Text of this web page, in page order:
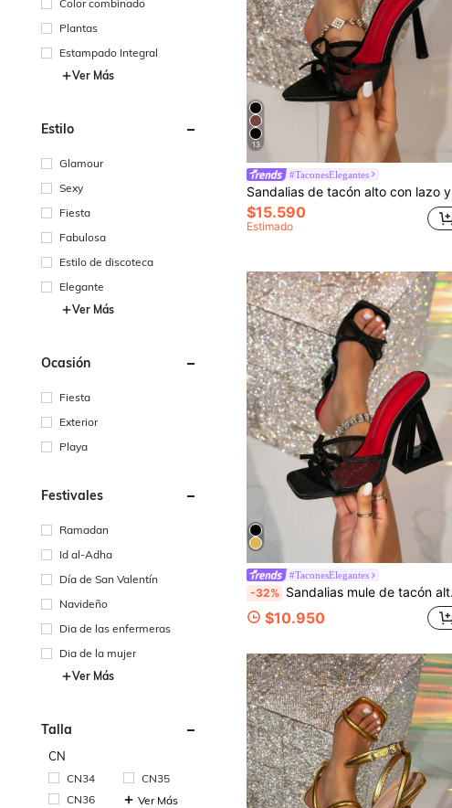
Color combinado
Plantas
Estampado Integral
Ver Más
Estilo
Glamour
Sexy
Fiesta
Fabulosa
Estilo de discoteca
Elegante
Ver Más
Ocasión
Fiesta
Exterior
Playa
Festivales
Ramadan
Id al-Adha
Día de San Valentín
Navideño
Dia de las enfermeras
Dia de la mujer
Ver Más
Talla
CN
CN34
CN35
CN36
Ver Más
13
#TaconesElegantes
$15.590
Estimado
#TaconesElegantes
-32% Sandalias mule de tacón alto con punta puntiaguda y decoración de lazo negro y rojo para mujer, pantuflas de tacón alto glamurosas para fiesta
$10.950